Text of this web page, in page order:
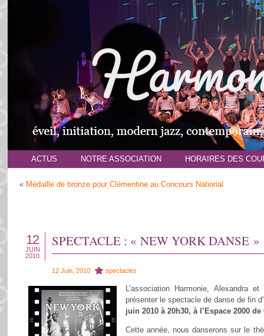
ACTUS NOTRE ASSOCIATION HORAIRES DES
« Médaille de bronze pour Clémentine au Concours National
SPECTACLE : « NEW YORK DANSE »
12
JUIN
2010
12 Juin, 2010 spectacles
L’association Harmonie, Alexandra
présenter le spectacle de danse de fin
juin 2010 à 20h30, à l’Espace 2000
Cette année, nous danserons sur le